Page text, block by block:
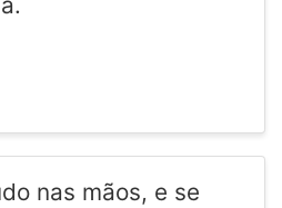
nas mãos, e se